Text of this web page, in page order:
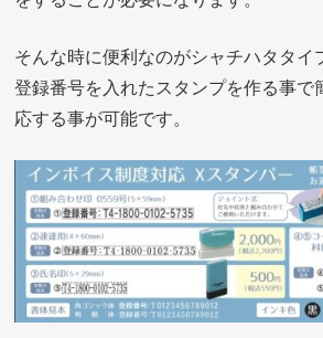
そんな時に便利なのがシャチハタタイ
登録番号を入れたスタンプを作る事で
応する事が可能です。